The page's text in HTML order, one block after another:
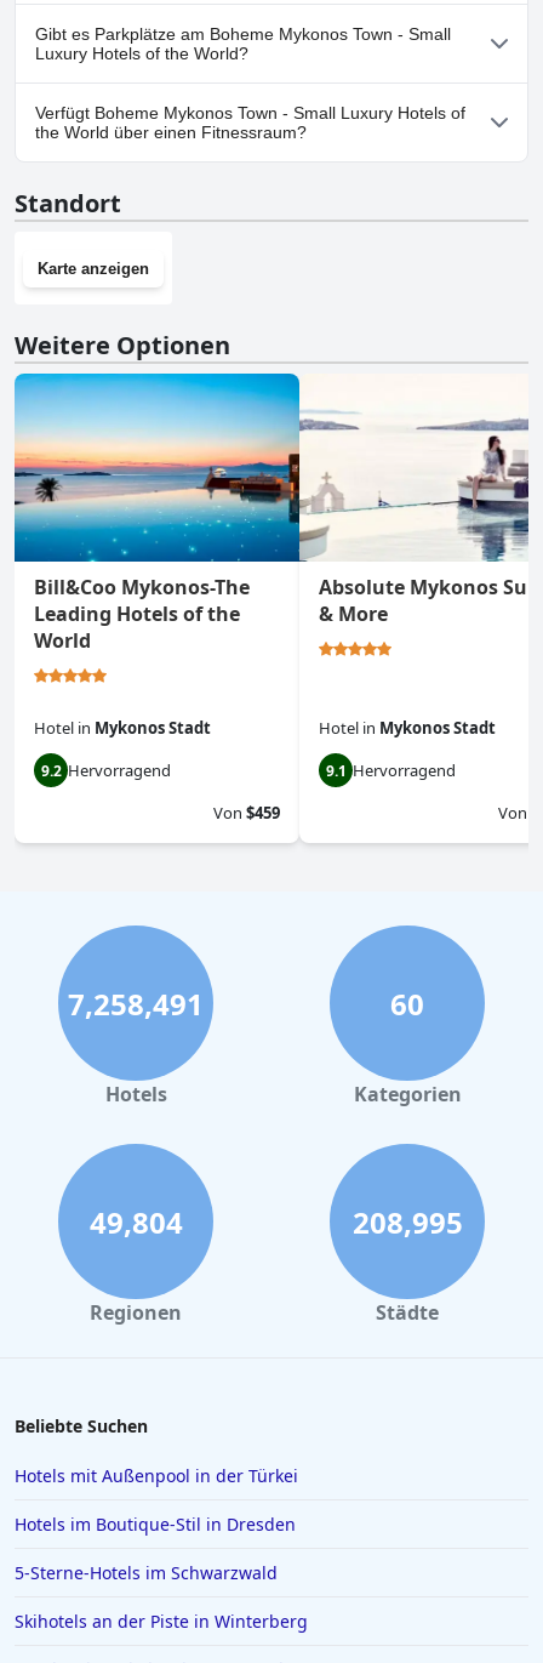
Nein, Boheme Mykonos Town - Small Luxury Hotels of the World
erlaubt keine Hunde.
Gibt es Parkplätze am Boheme Mykonos Town - Small
Luxury Hotels of the World?
Ja, Parkmöglichkeiten sind im Boheme Mykonos Town - Small
Luxury Hotels of the World vorhanden.Weitere Informationen
Verfügt Boheme Mykonos Town - Small Luxury Hotels of
the World über einen Fitnessraum?
hat einen Fitnessraum.Weitere Informationen finden Sie in den
Antworten auf den FragebogenFitnessstudio.
Standort
Karte anzeigen
Weitere Optionen
Bill&Coo Mykonos-The
Leading Hotels of the
World
Hotel in Mykonos Stadt
9.2 Hervorragend
Von $459
Absolute Mykonos
& More
Hotel in Mykonos Stadt
9.1 Hervorragend
Von
7,258,491
Hotels
60
Kategorien
49,804
Regionen
208,995
Städte
Beliebte Suchen
Hotels mit Außenpool in der Türkei
Hotels im Boutique-Stil in Dresden
5-Sterne-Hotels im Schwarzwald
Skihotels an der Piste in Winterberg